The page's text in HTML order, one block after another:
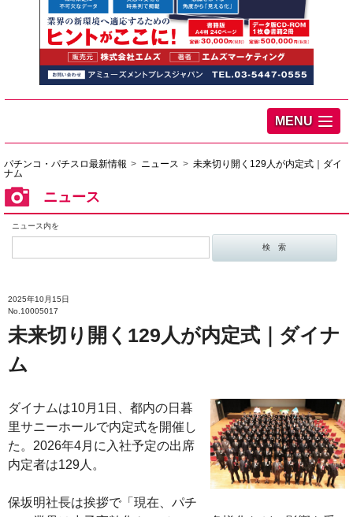
MENU
パチンコ・パチスロ最新情報 ニュース
未来切り開く129人が内定式｜ダイ
ナム
ニュース
ニュース内を
2025年10月15日
No.10005017
未来切り開く129人が内定式｜ダイナ
ム
ダイナムは10月1日、都内の日暮
里サニーホールで内定式を開催し
た。2026年4月に入社予定の出席
内定者は129人。
保坂明社長は挨拶で「現在、パチ